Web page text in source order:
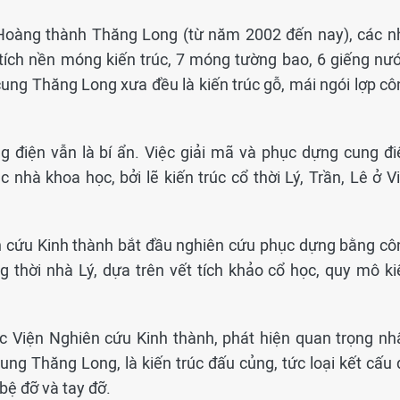
thành Thăng Long (từ năm 2002 đến nay), các
nền móng kiến trúc, 7 móng tường bao, 6 giếng
Thăng Long xưa đều là kiến trúc gỗ, mái ngói lợp
điện vẫn là bí ẩn. Việc giải mã và phục dựng cung
nhà khoa học, bởi lẽ kiến trúc cổ thời Lý, Trần, Lê ở
Kinh thành bắt đầu nghiên cứu phục dựng bằng
thời nhà Lý, dựa trên vết tích khảo cổ học, quy mô
Viện Nghiên cứu Kinh thành, phát hiện quan trọng
Thăng Long, là kiến trúc đấu củng, tức loại kết cấu
đỡ và tay đỡ.